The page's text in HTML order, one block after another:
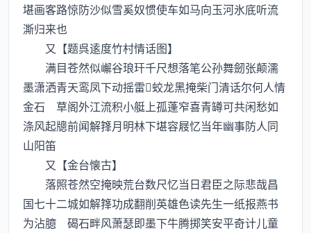
堪画客路惊防沙似雪奚奴惯使车如马向玉河氷底听流
澌归来也
又【题呉逺度竹村情话图】
满目苍然似嶰谷琅玕千尺想落笔公孙舞劒张颠濡
墨潇洒青天鸾凤下动摇雷蛟龙黑掩柴门清话尔何人情
金石 草阁外江流积小艇上孤蓬窄喜青罇可共闲愁如
涤风起牕前闻解箨月明林下堪容屐忆当年幽事防人同
山阳笛
又【金台懐古】
落照苍然空掩映荒台数尺忆当日君臣之际悲哉昌
国七十二城如解箨功成翻削英雄色读先生一纸报燕书
为沾臆 碣石畔风萧瑟即墨下牛腾掷笑安平奇计儿童